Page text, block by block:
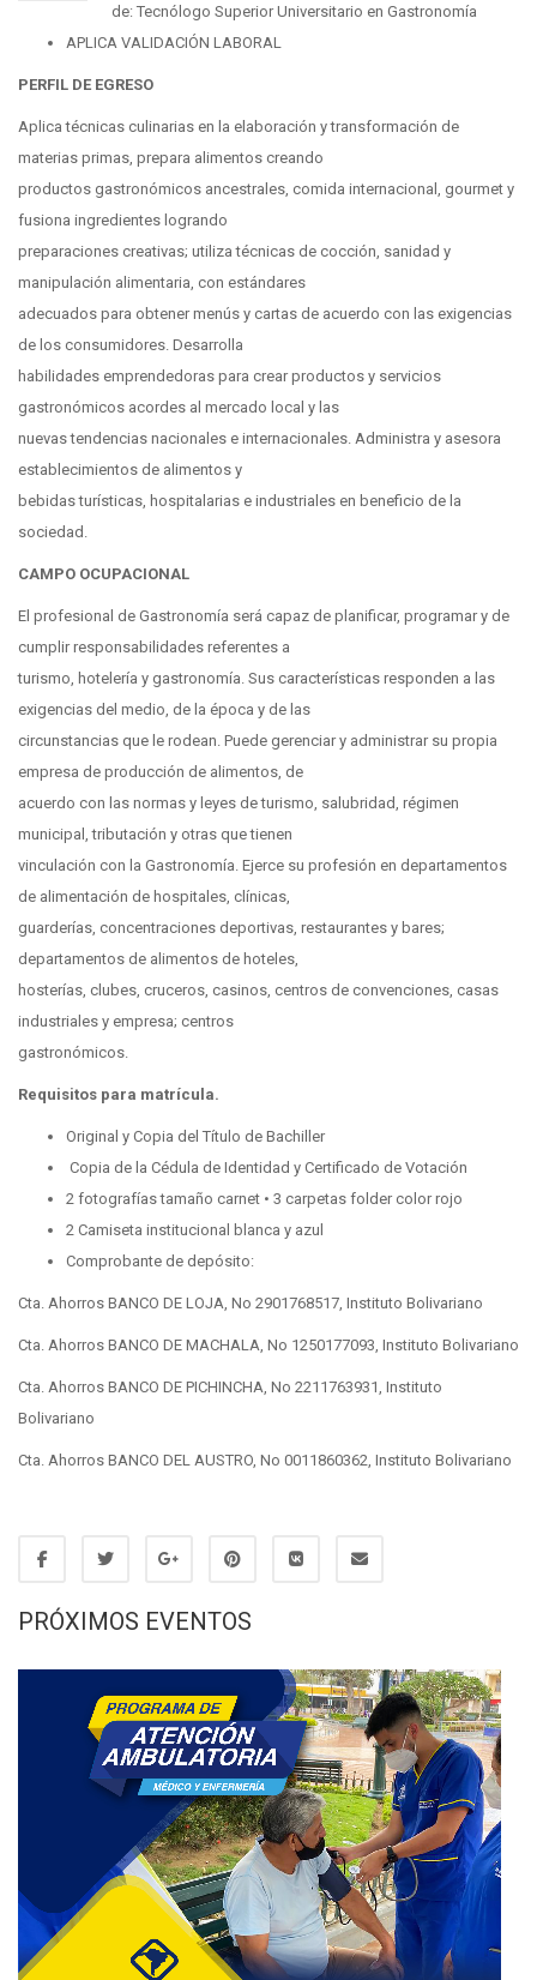
de: Tecnólogo Superior Universitario en Gastronomía
APLICA VALIDACIÓN LABORAL
PERFIL DE EGRESO
Aplica técnicas culinarias en la elaboración y transformación de
materias primas, prepara alimentos creando
productos gastronómicos ancestrales, comida internacional, gourmet y
fusiona ingredientes logrando
preparaciones creativas; utiliza técnicas de cocción, sanidad y
manipulación alimentaria, con estándares
adecuados para obtener menús y cartas de acuerdo con las exigencias
de los consumidores. Desarrolla
habilidades emprendedoras para crear productos y servicios
gastronómicos acordes al mercado local y las
nuevas tendencias nacionales e internacionales. Administra y asesora
establecimientos de alimentos y
bebidas turísticas, hospitalarias e industriales en beneficio de la
sociedad.
CAMPO OCUPACIONAL
El profesional de Gastronomía será capaz de planificar, programar y de
cumplir responsabilidades referentes a
turismo, hotelería y gastronomía. Sus características responden a las
exigencias del medio, de la época y de las
circunstancias que le rodean. Puede gerenciar y administrar su propia
empresa de producción de alimentos, de
acuerdo con las normas y leyes de turismo, salubridad, régimen
municipal, tributación y otras que tienen
vinculación con la Gastronomía. Ejerce su profesión en departamentos
de alimentación de hospitales, clínicas,
guarderías, concentraciones deportivas, restaurantes y bares;
departamentos de alimentos de hoteles,
hosterías, clubes, cruceros, casinos, centros de convenciones, casas
industriales y empresa; centros
gastronómicos.
Requisitos para matrícula.
Original y Copia del Título de Bachiller
Copia de la Cédula de Identidad y Certificado de Votación
2 fotografías tamaño carnet • 3 carpetas folder color rojo
2 Camiseta institucional blanca y azul
Comprobante de depósito:
Cta. Ahorros BANCO DE LOJA, No 2901768517, Instituto Bolivariano
Cta. Ahorros BANCO DE MACHALA, No 1250177093, Instituto Bolivariano
Cta. Ahorros BANCO DE PICHINCHA, No 2211763931, Instituto
Bolivariano
Cta. Ahorros BANCO DEL AUSTRO, No 0011860362, Instituto Bolivariano
PRÓXIMOS EVENTOS